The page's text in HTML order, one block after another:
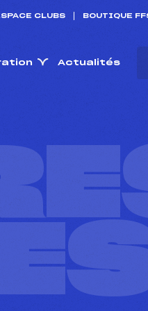
CLUBS BOUTIQUE
Actualités